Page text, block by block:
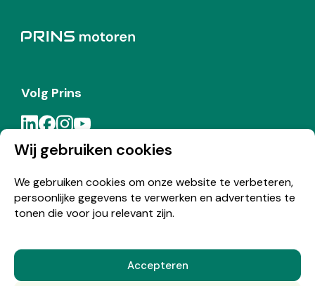
Wij gebruiken cookies
We gebruiken cookies om onze website te verbeteren,
persoonlijke gegevens te verwerken en advertenties te
tonen die voor jou relevant zijn.
Accepteren
Volg Prins
Meld je aan voor de Prins nieuwsbrief
© Copyright 2026 Prins